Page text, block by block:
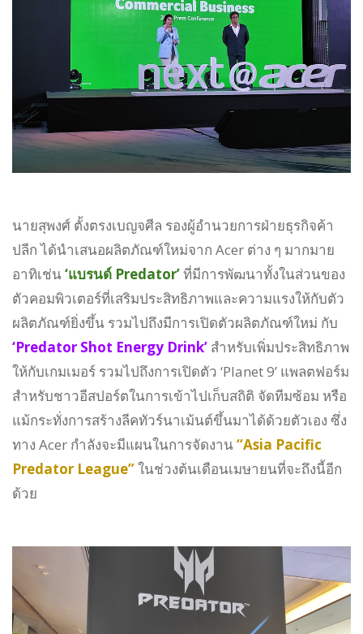
นายสุพงศ์ ตั้งตรงเบญจศีล รองผู้อำนวยการฝ่ายธุรกิจค้า
ปลีก ได้นำเสนอผลิตภัณฑ์ใหม่จาก Acer ต่าง ๆ มากมาย
อาทิเช่น ‘แบรนด์ Predator’ที่มีการพัฒนาทั้งในส่วนของ
ตัวคอมพิวเตอร์ที่เสริมประสิทธิภาพและความแรงให้กับตัว
ผลิตภัณฑ์ยิ่งขึ้น รวมไปถึงมีการเปิดตัวผลิตภัณฑ์ใหม่ กับ
‘Predator Shot Energy Drink’ สำหรับเพิ่มประสิทธิภาพ
ให้กับเกมเมอร์ รวมไปถึงการเปิดตัว ‘Planet 9’ แพลตฟอร์ม
สำหรับชาวอีสปอร์ตในการเข้าไปเก็บสถิติ จัดทีมซ้อม หรือ
แม้กระทั่งการสร้างลีคทัวร์นาเม้นต์ขึ้นมาได้ด้วยตัวเอง ซึ่ง
ทาง Acer กำลังจะมีแผนในการจัดงาน “Asia Pacific
Predator League”ในช่วงต้นเดือนเมษายนที่จะถึงนี้อีก
ด้วย